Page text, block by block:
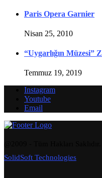
Paris Opera Garnier
Nisan 25, 2010
“Uygarlığın Müzesi”
Temmuz 19, 2019
Instagram
Youtube
Email
SolidSoft Technologies